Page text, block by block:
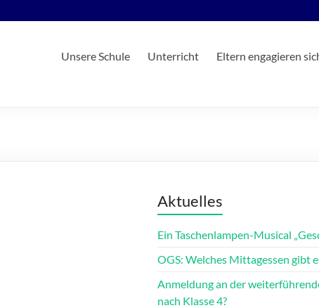
Unsere Schule Unterricht Eltern engagieren
Aktuelles
Ein Taschenlampen-Musical
OGS: Welches Mittagessen gibt
Anmeldung an der
nach Klasse 4?